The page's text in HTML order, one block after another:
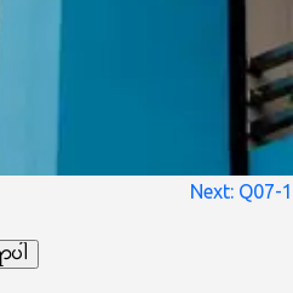
Next: Q07-1